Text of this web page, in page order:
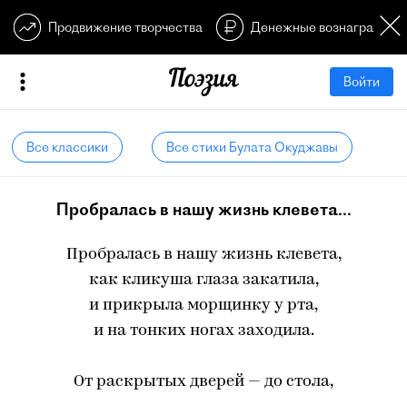
Продвижение творчества Денежные
Войти
Все классики Все стихи Булата Окуджавы
Пробралась в нашу жизнь клевета...
Пробралась в нашу жизнь клевета,
как кликуша глаза закатила,
и прикрыла морщинку у рта,
и на тонких ногах заходила.
От раскрытых дверей — до стола,